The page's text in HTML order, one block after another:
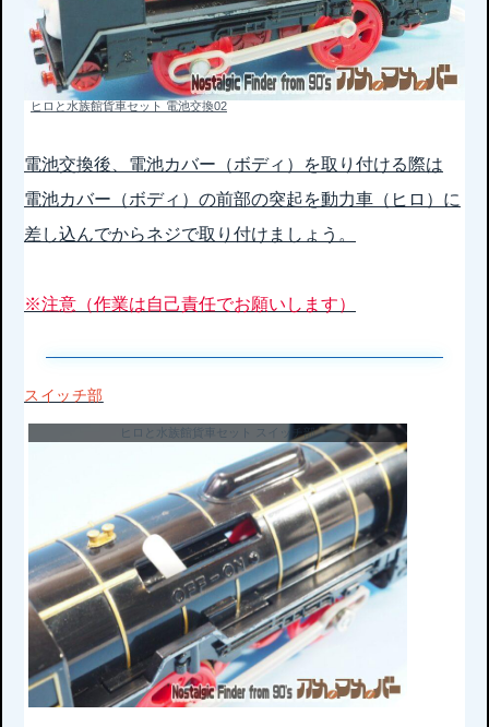
ヒロと水族館貨車セット 電池交換02
電池交換後、電池カバー（ボディ）を取り付ける際は
電池カバー（ボディ）の前部の突起を動力車（ヒロ）に
差し込んでからネジで取り付けましょう。
※注意（作業は自己責任でお願いします）
スイッチ部
ヒロと水族館貨車セット スイッチ部